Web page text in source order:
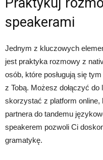
speakerami
Jednym z kluczowych
jest praktyka rozmowy z
osób, które posługują się
z Tobą. Możesz dołączyć
skorzystać z platform online,
partnera do tandemu
speakerem pozwoli Ci
gramatykę.